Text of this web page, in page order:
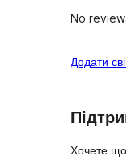
No
Додати
Хочете